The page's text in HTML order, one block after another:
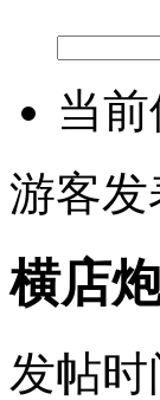
当前
游客发
横店
发帖时